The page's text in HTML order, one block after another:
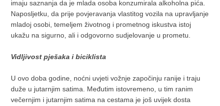
imaju saznanja da je mlada osoba konzumirala alkoholna pića.
Naposljetku, da prije povjeravanja vlastitog vozila na upravljanje
mladoj osobi, temeljem životnog i prometnog iskustva istoj
ukažu na sigurno, ali i odgovorno sudjelovanje u prometu.
Vidljivost pješaka i biciklista
U ovo doba godine, noćni uvjeti vožnje započinju ranije i traju
duže u jutarnjim satima. Međutim istovremeno, u tim ranim
večernjim i jutarnjim satima na cestama je još uvijek dosta